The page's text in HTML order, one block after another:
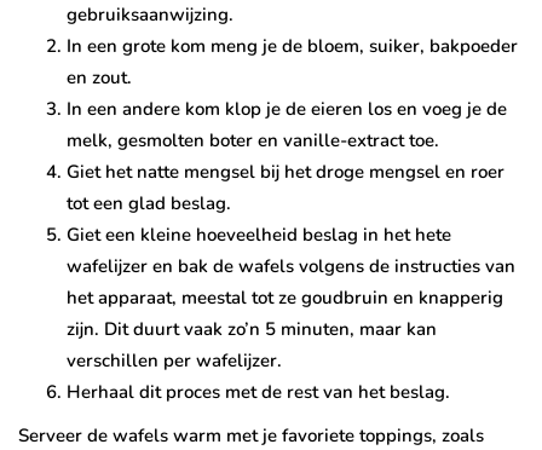
gebruiksaanwijzing.
In een grote kom meng je de bloem, suiker, bakpoeder
en zout.
In een andere kom klop je de eieren los en voeg je de
melk, gesmolten boter en vanille-extract toe.
Giet het natte mengsel bij het droge mengsel en roer
tot een glad beslag.
Giet een kleine hoeveelheid beslag in het hete
wafelijzer en bak de wafels volgens de instructies van
het apparaat, meestal tot ze goudbruin en knapperig
zijn. Dit duurt vaak zo’n 5 minuten, maar kan
verschillen per wafelijzer.
Herhaal dit proces met de rest van het beslag.
Serveer de wafels warm met je favoriete toppings, zoals